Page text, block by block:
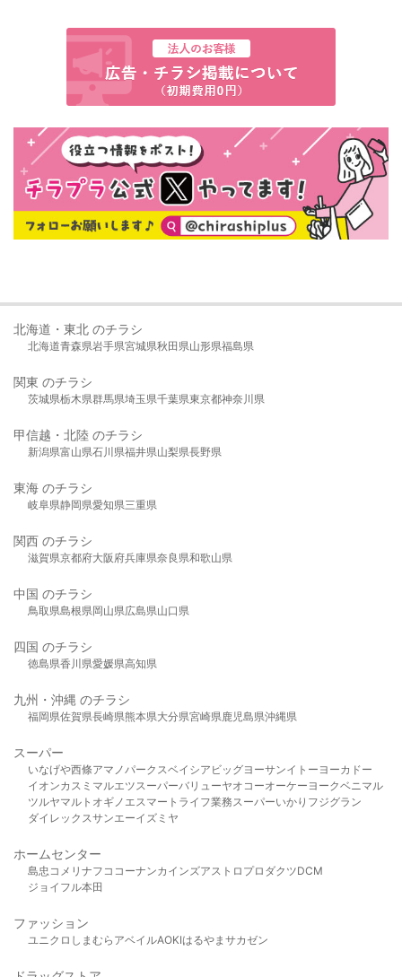
北海道・東北 のチラシ
北海道青森県岩手県宮城県秋田県山形県福島県
関東 のチラシ
茨城県栃木県群馬県埼玉県千葉県東京都神奈川県
甲信越・北陸 のチラシ
新潟県富山県石川県福井県山梨県長野県
東海 のチラシ
岐阜県静岡県愛知県三重県
関西 のチラシ
滋賀県京都府大阪府兵庫県奈良県和歌山県
中国 のチラシ
鳥取県島根県岡山県広島県山口県
四国 のチラシ
徳島県香川県愛媛県高知県
九州・沖縄 のチラシ
福岡県佐賀県長崎県熊本県大分県宮崎県鹿児島県沖縄県
スーパー
いなげや西條アマノパークスベイシア ビッグヨーサンイトーヨーカドー
イオンカスミ マルエツスーパーバリューヤオコーオーケー ヨークベニマル
ツルヤマルト オギノ エスマート ライフ業務スーパーいかり フジグラン
ダイレックスサンエーイズミヤ
ホームセンター
島忠 コメリ ナフコ コーナンカインズアストロプロダクツDCM
ジョイフル本田
ファッション
ユニクロ しまむら アベイルAOKIはるやま サカゼン